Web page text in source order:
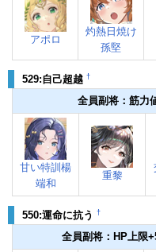
アポロ
灼熱日焼け
孫堅
529:自己超越 †
全員副将：筋力
甘い特訓楊
端和
重黎
550:運命に抗う †
全員副将：HP上限